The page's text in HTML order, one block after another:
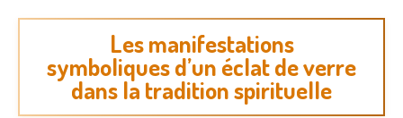
Les manifestations
symboliques d’un éclat de verre
dans la tradition spirituelle